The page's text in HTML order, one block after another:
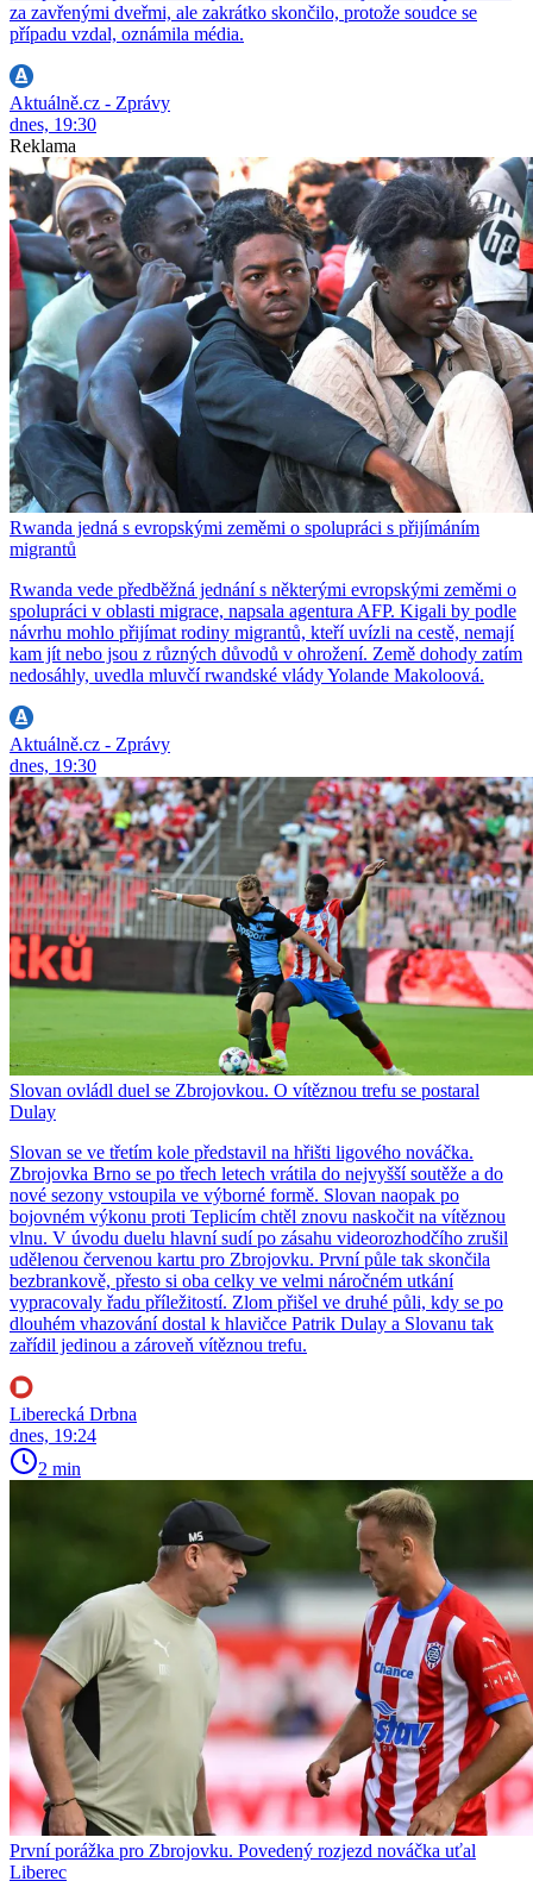
za zavřenými dveřmi, ale zakrátko skončilo, protože soudce se
případu vzdal, oznámila média.
Aktuálně.cz - Zprávy
dnes, 19:30
Reklama
Rwanda jedná s evropskými zeměmi o spolupráci s přijímáním
migrantů
Rwanda vede předběžná jednání s některými evropskými zeměmi o
spolupráci v oblasti migrace, napsala agentura AFP. Kigali by podle
návrhu mohlo přijímat rodiny migrantů, kteří uvízli na cestě, nemají
kam jít nebo jsou z různých důvodů v ohrožení. Země dohody zatím
nedosáhly, uvedla mluvčí rwandské vlády Yolande Makoloová.
Aktuálně.cz - Zprávy
dnes, 19:30
Slovan ovládl duel se Zbrojovkou. O vítěznou trefu se postaral
Dulay
Slovan se ve třetím kole představil na hřišti ligového nováčka.
Zbrojovka Brno se po třech letech vrátila do nejvyšší soutěže a do
nové sezony vstoupila ve výborné formě. Slovan naopak po
bojovném výkonu proti Teplicím chtěl znovu naskočit na vítěznou
vlnu. V úvodu duelu hlavní sudí po zásahu videorozhodčího zrušil
udělenou červenou kartu pro Zbrojovku. První půle tak skončila
bezbrankově, přesto si oba celky ve velmi náročném utkání
vypracovaly řadu příležitostí. Zlom přišel ve druhé půli, kdy se po
dlouhém vhazování dostal k hlavičce Patrik Dulay a Slovanu tak
zařídil jedinou a zároveň vítěznou trefu.
Liberecká Drbna
dnes, 19:24
2 min
První porážka pro Zbrojovku. Povedený rozjezd nováčka uťal
Liberec